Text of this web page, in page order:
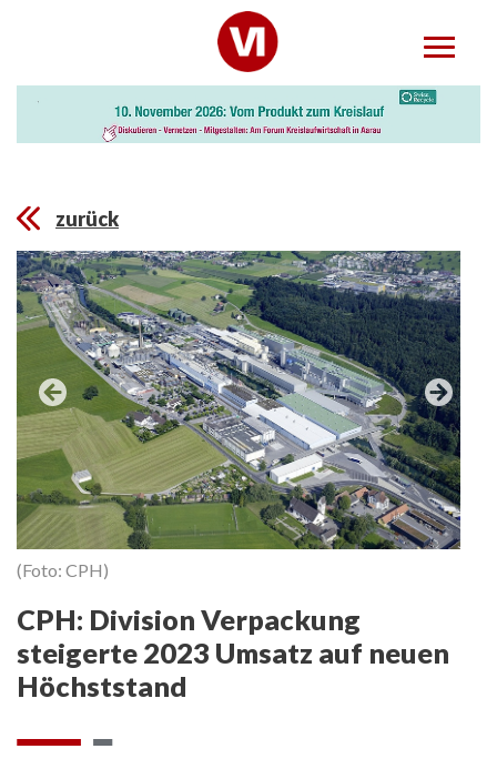
zurück
(Foto: CPH)
CPH: Division Verpackung
steigerte 2023 Umsatz auf neuen
Höchststand